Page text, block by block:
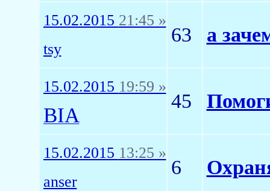
15.02.2015 21:45 »
tsy
63 а
15.02.2015 19:59 »
BIA
45
15.02.2015 13:25 »
anser
6